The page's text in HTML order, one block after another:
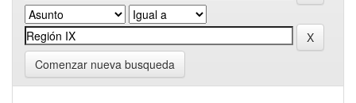
Comenzar nueva busqueda